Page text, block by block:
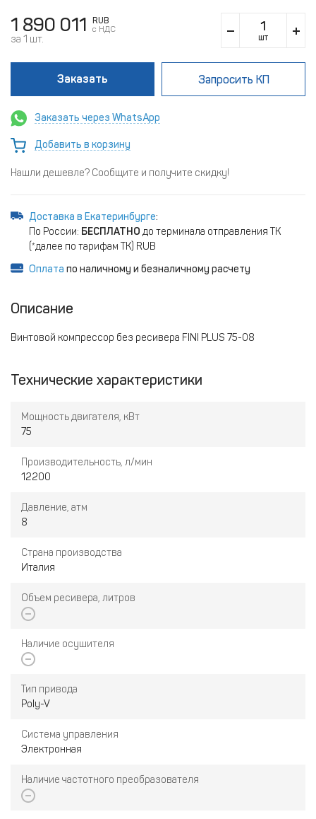
1 890 011
RUB
c НДС
за 1 шт. шт
Заказать Запросить КП
Заказать через WhatsApp
Добавить в корзину
Нашли дешевле? Сообщите и получите скидку!
Доставка в Екатеринбурге:
По России: БЕСПЛАТНО до терминала отправления ТК
(*далее по тарифам ТК) RUB
Оплата по наличному и безналичному расчету
Описание
Винтовой компрессор без ресивера FINI PLUS 75-08
Технические характеристики
Мощность двигателя, кВт
75
Производительность, л/мин
12200
Давление, атм
8
Страна производства
Италия
Объем ресивера, литров
Наличие осушителя
Тип привода
Poly-V
Система управления
Электронная
Наличие частотного преобразователя